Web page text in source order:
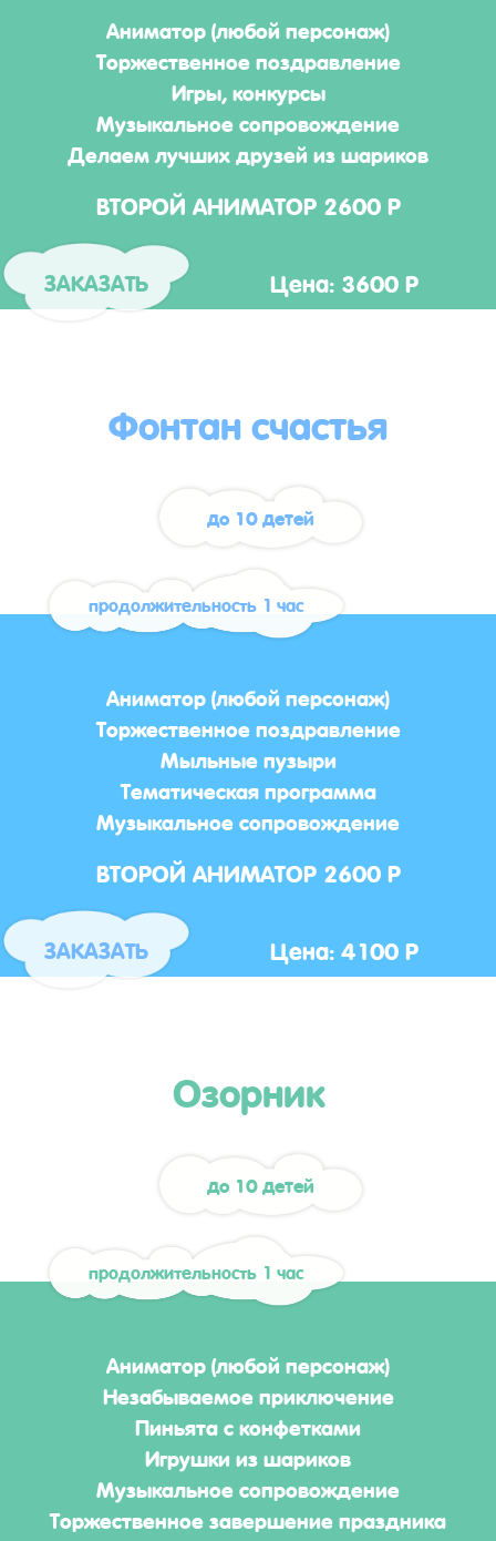
Аниматор (любой персонаж)
Торжественное поздравление
Игры, конкурсы
Музыкальное сопровождение
Делаем лучших друзей из шариков
ВТОРОЙ АНИМАТОР 2600 Р
ЗАКАЗАТЬ Цена: 3600 Р
Фонтан счастья
до 10 детей
продолжительность 1 час
Аниматор (любой персонаж)
Торжественное поздравление
Мыльные пузыри
Тематическая программа
Музыкальное сопровождение
ВТОРОЙ АНИМАТОР 2600 Р
ЗАКАЗАТЬ Цена: 4100 Р
Озорник
до 10 детей
продолжительность 1 час
Аниматор (любой персонаж)
Незабываемое приключение
Пиньята с конфетками
Игрушки из шариков
Музыкальное сопровождение
Торжественное завершение праздника